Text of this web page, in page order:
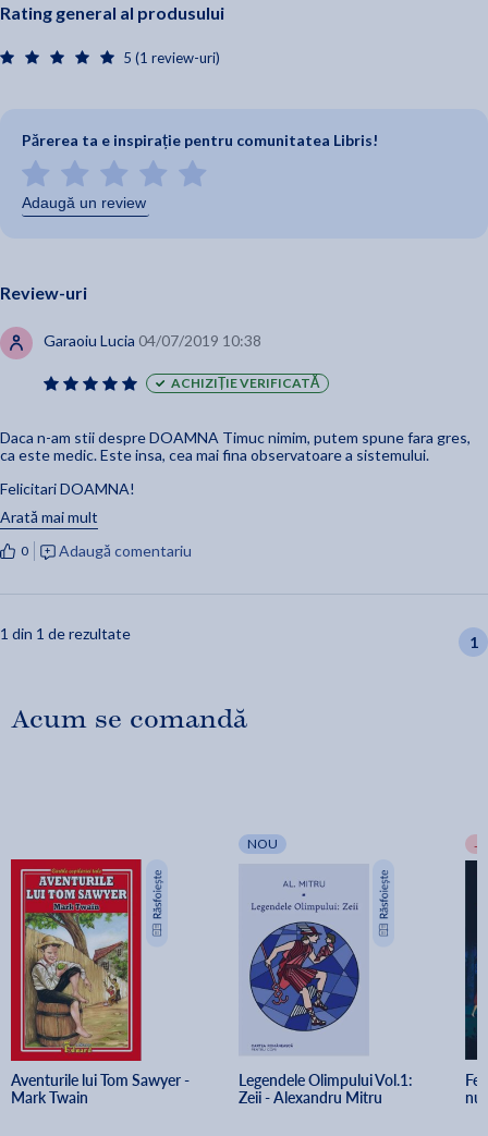
Rating general al produsului
5 (1 review-uri)
Părerea ta e inspirație pentru comunitatea Libris!
Adaugă un review
Review-uri
Garaoiu Lucia 04/07/2019 10:38
ACHIZIȚIE VERIFICATĂ
Daca n-am stii despre DOAMNA Timuc nimim, putem spune fara gres,
ca este medic. Este insa, cea mai fina observatoare a sistemului.
Felicitari DOAMNA!
Felicitari tuturor: donator, medic, pacient!
Cartea este o incantare si nu numai.
Arată mai mult
0 Adaugă comentariu
1 din 1 de rezultate 1
Acum se comandă
Aventurile lui Tom Sawyer -
Mark Twain
NOU
Legendele Olimpului Vol.1:
Zeii - Alexandru Mitru
-